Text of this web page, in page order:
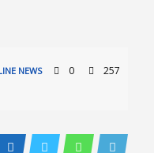
NEWS 0 257